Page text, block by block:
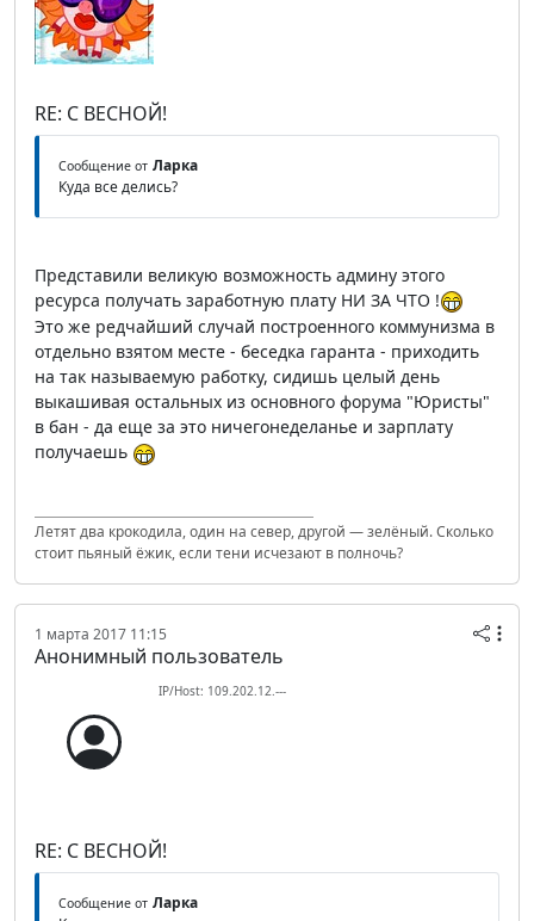
RE: С ВЕСНОЙ!
Сообщение от Ларка
Куда все делись?
Представили великую возможность админу этого
ресурса получать заработную плату НИ ЗА ЧТО !
Это же редчайший случай построенного коммунизма в
отдельно взятом месте - беседка гаранта - приходить
на так называемую работку, сидишь целый день
выкашивая остальных из основного форума "Юристы"
в бан - да еще за это ничегонеделанье и зарплату
получаешь
Летят два крокодила, один на север, другой — зелёный. Сколько
стоит пьяный ёжик, если тени исчезают в полночь?
1 марта 2017 11:15
Анонимный пользователь
IP/Host: 109.202.12.---
RE: С ВЕСНОЙ!
Сообщение от Ларка